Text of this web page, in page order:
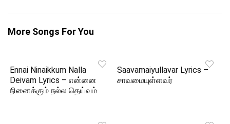
More Songs For You
Ennai Ninaikkum Nalla
Deivam Lyrics – என்னை
நினைக்கும் நல்ல தெய்வம்
Saavamaiyullavar Lyrics –
சாவமையுள்ளவர்